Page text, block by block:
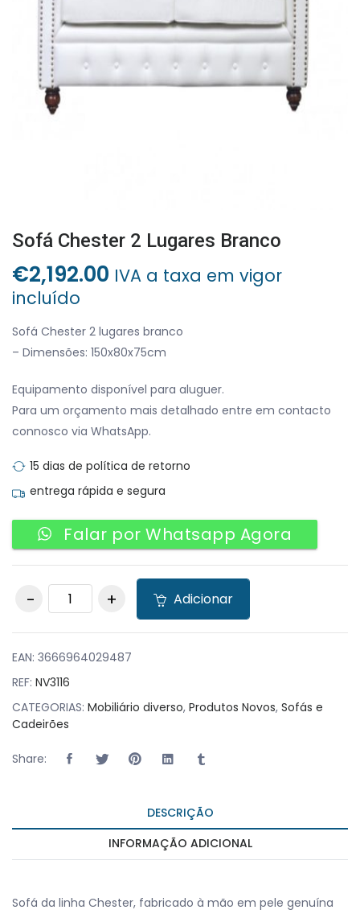
Sofá Chester 2 Lugares Branco
€2,192.00 IVA a taxa em vigor
incluído
Sofá Chester 2 lugares branco
– Dimensões: 150x80x75cm
Equipamento disponível para aluguer.
Para um orçamento mais detalhado entre em contacto
connosco via WhatsApp.
15 dias de política de retorno
entrega rápida e segura
Falar por Whatsapp Agora
Sofá Chester 2
lugares branco
Adicionar
EAN: 3666964029487
REF: NV3116
CATEGORIAS: Mobiliário diverso, Produtos Novos, Sofás e
Cadeirões
Share:
DESCRIÇÃO
INFORMAÇÃO ADICIONAL
Sofá da linha Chester, fabricado à mão em pele genuína